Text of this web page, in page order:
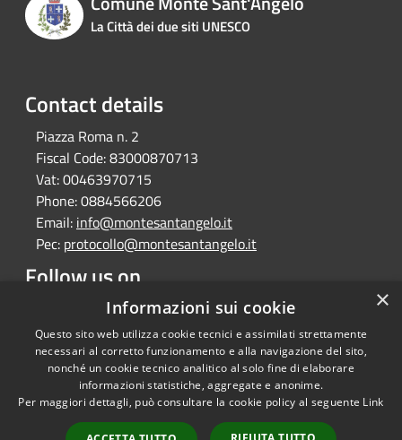
La Città dei due siti UNESCO
Contact details
Piazza Roma n. 2
Fiscal Code:83000870713
Vat:00463970715
Phone:0884566206
Email: info@montesantangelo.it
Pec: protocollo@montesantangelo.it
Follow us on
FacebookYoutubeInstagramTelegramWhatsapp
RSS
Accessibility
Copyright © 2026 • Comune
Monte Sant'Angelo • Powered
×
Informazioni sui cookie
Questo sito web utilizza cookie tecnici e assimilati strettamente
necessari al corretto funzionamento e alla navigazione del sito,
nonché un cookie tecnico analitico al solo fine di elaborare
informazioni statistiche, aggregate e anonime.
Per maggiori dettagli, può consultare la cookie policy al seguente Link